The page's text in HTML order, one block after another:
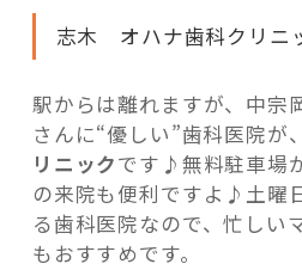
志木 オハナ歯科クリニ
駅からは離れますが、中宗
さんに“優しい”歯科医院が、
リニックです♪無料駐車場
の来院も便利ですよ♪土曜
る歯科医院なので、忙しい
もおすすめです。